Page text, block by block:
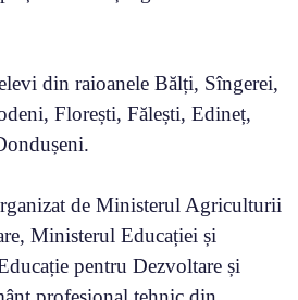
din raioanele Bălți, Sîngerei,
Florești, Fălești, Edineț,
de Ministerul Agriculturii
Ministerul Educației și
pentru Dezvoltare și